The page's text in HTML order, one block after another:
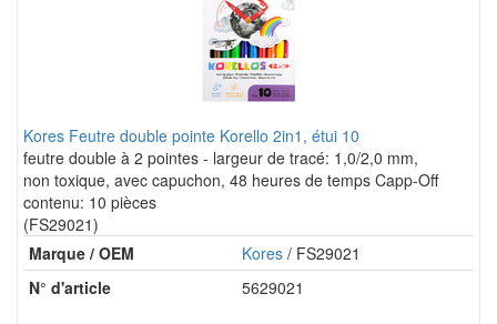
Kores Feutre double pointe Korello 2in1, étui 10
feutre double à 2 pointes - largeur de tracé: 1,0/2,0 mm,
non toxique, avec capuchon, 48 heures de temps Capp-Off
contenu: 10 pièces
(FS29021)
Marque / OEM
Kores / FS29021
N° d'article
5629021